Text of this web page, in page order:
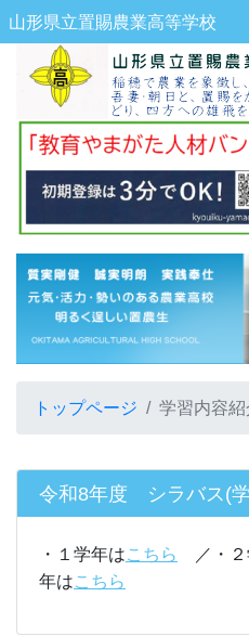
山形県立置賜農業高等学校
トップページ 学習内容紹
令和8年度 シラバス(
・１学年はこちら ／・２
年はこちら